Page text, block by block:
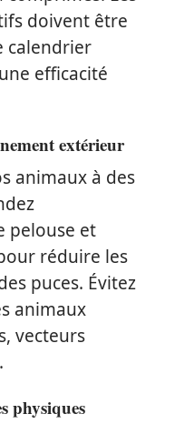
doivent être
calendrier
efficacité
extérieur
animaux à des
pelouse et
réduire les
puces. Évitez
animaux
vecteurs
physiques